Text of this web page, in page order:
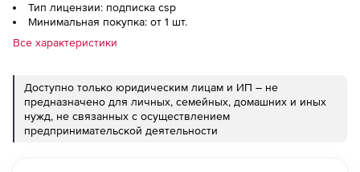
Тип лицензии: подписка csp
Минимальная покупка: от 1 шт.
Все характеристики
Доступно только юридическим лицам и ИП – не
предназначено для личных, семейных, домашних и иных
нужд, не связанных с осуществлением
предпринимательской деятельности